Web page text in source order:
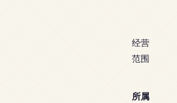
经营
范围
所属